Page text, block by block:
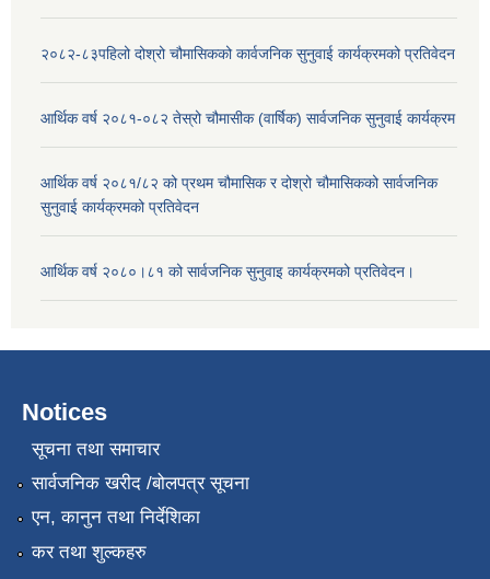
२०८२-८३पहिलो दोश्रो चौमासिकको कार्वजनिक सुनुवाई कार्यक्रमको प्रतिवेदन
आर्थिक वर्ष २०८१-०८२ तेस्रो चौमासीक (वार्षिक) सार्वजनिक सुनुवाई कार्यक्रम
आर्थिक वर्ष २०८१/८२ को प्रथम चौमासिक र दोश्रो चौमासिकको सार्वजनिक
सुनुवाई कार्यक्रमको प्रतिवेदन
आर्थिक वर्ष २०८०।८१ को सार्वजनिक सुनुवाइ कार्यक्रमको प्रतिवेदन।
Notices
सूचना तथा समाचार
सार्वजनिक खरीद /बोलपत्र सूचना
एन, कानुन तथा निर्देशिका
कर तथा शुल्कहरु